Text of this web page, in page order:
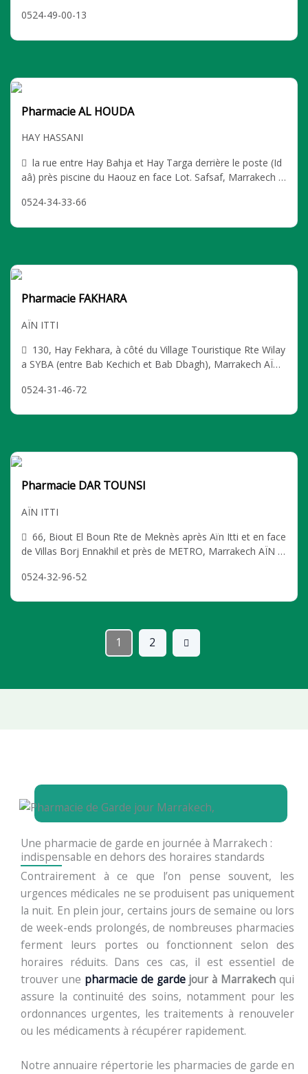
0524-49-00-13
Pharmacie AL HOUDA
HAY HASSANI
la rue entre Hay Bahja et Hay Targa derrière le poste (Id
aâ) près piscine du Haouz en face Lot. Safsaf, Marrakech H
0524-34-33-66
Pharmacie FAKHARA
AÏN ITTI
130, Hay Fekhara, à côté du Village Touristique Rte Wilay
a SYBA (entre Bab Kechich et Bab Dbagh), Marrakech AÏN I
0524-31-46-72
Pharmacie DAR TOUNSI
AÏN ITTI
66, Biout El Boun Rte de Meknès après Aïn Itti et en face
de Villas Borj Ennakhil et près de METRO, Marrakech AÏN IT
0524-32-96-52
1 2
Une pharmacie de garde en journée à Marrakech :
indispensable en dehors des horaires standards
Contrairement à ce que l’on pense souvent, les
urgences médicales ne se produisent pas uniquement
la nuit. En plein jour, certains jours de semaine ou lors
de week-ends prolongés, de nombreuses pharmacies
ferment leurs portes ou fonctionnent selon des
horaires réduits. Dans ces cas, il est essentiel de
trouver une pharmacie de gardejour à Marrakech qui
assure la continuité des soins, notamment pour les
ordonnances urgentes, les traitements à renouveler
ou les médicaments à récupérer rapidement.
Notre annuaire répertorie les pharmacies de garde en